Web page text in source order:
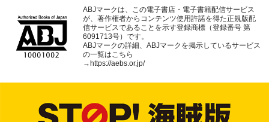
ABJマークは、この電子書店・電子書籍配信サービス
が、著作権者からコンテンツ使用許諾を得た正規版配
信サービスであることを示す登録商標（登録番号 第
6091713号）です。
ABJマークの詳細、ABJマークを掲示しているサービス
の一覧はこちら
→ https://aebs.or.jp/